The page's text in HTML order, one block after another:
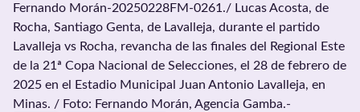
Fernando Morán-20250228FM-0261./ Lucas Acosta, de
Rocha, Santiago Genta, de Lavalleja, durante el partido
Lavalleja vs Rocha, revancha de las finales del Regional Este
de la 21ª Copa Nacional de Selecciones, el 28 de febrero de
2025 en el Estadio Municipal Juan Antonio Lavalleja, en
Minas. / Foto: Fernando Morán, Agencia Gamba.-